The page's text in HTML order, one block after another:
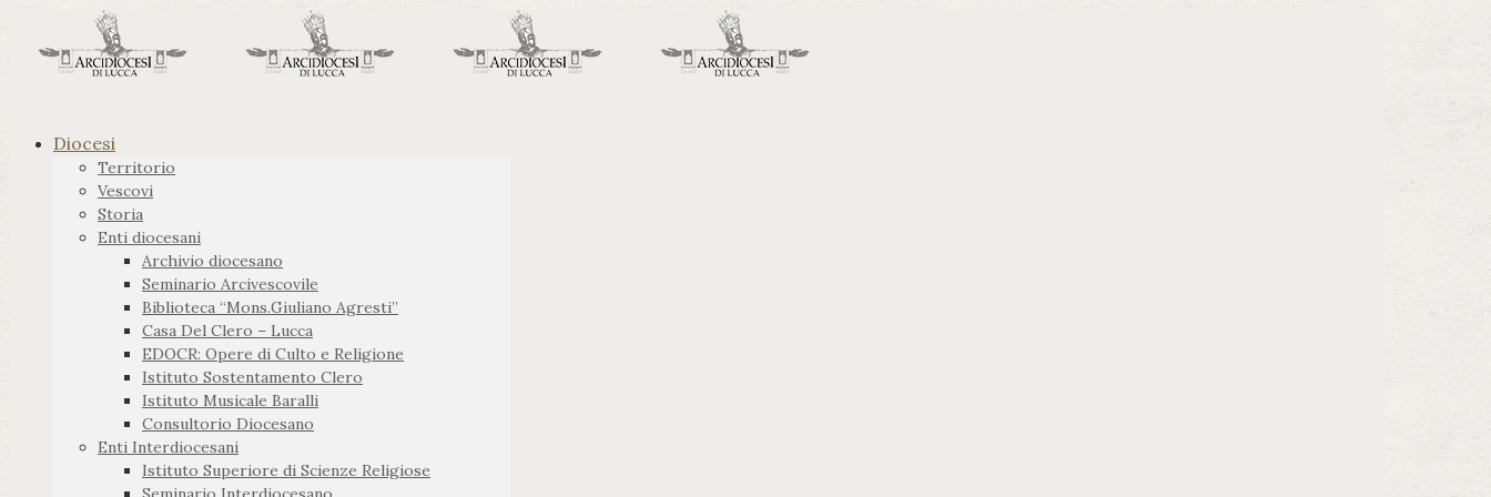
Diocesi
Territorio
Vescovi
Storia
Enti diocesani
Archivio diocesano
Seminario Arcivescovile
Biblioteca “Mons.Giuliano Agresti”
Casa Del Clero – Lucca
EDOCR: Opere di Culto e Religione
Istituto Sostentamento Clero
Istituto Musicale Baralli
Consultorio Diocesano
Enti Interdiocesani
Istituto Superiore di Scienze Religiose